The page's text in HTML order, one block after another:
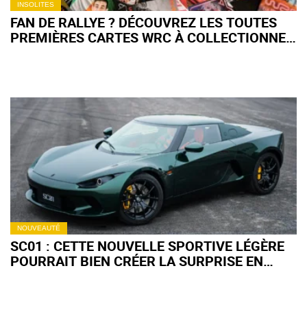
INSOLITES
FAN DE RALLYE ? DÉCOUVREZ LES TOUTES
PREMIÈRES CARTES WRC À COLLECTIONNER
NOUVEAUTÉ
SC01 : CETTE NOUVELLE SPORTIVE LÉGÈRE
POURRAIT BIEN CRÉER LA SURPRISE EN